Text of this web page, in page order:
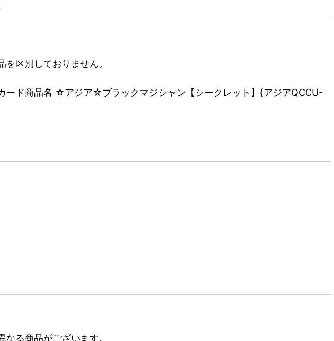
区別しておりません。
ード商品名 ☆アジア☆ブラックマジシャン【シークレット】{アジアQCCU-
る商品がございます。